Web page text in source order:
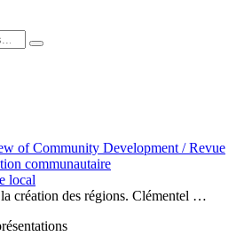
of Community Development / Revue
communautaire
local
création des régions. Clémentel …